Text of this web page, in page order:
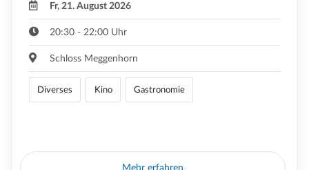
Fr, 21. August 2026
20:30 - 22:00 Uhr
Schloss Meggenhorn
Diverses Kino Gastronomie
Mehr erfahren